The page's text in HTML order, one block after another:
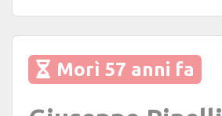
Morì 57 anni fa